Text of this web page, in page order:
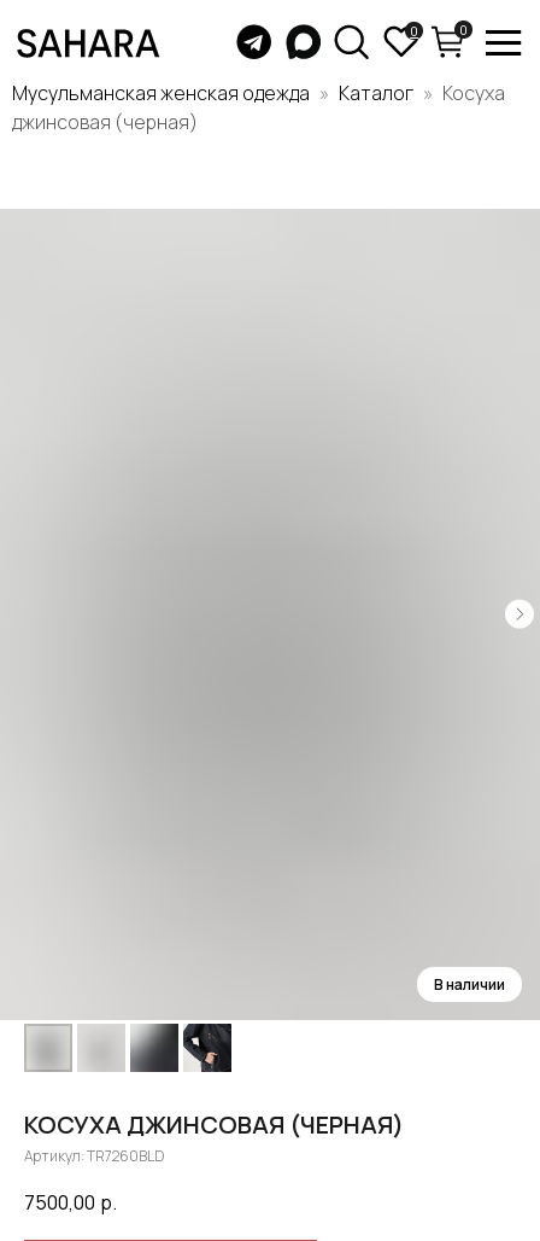
Мусульманская женская одежда Каталог
Косуха
джинсовая (черная)
КОСУХА ДЖИНСОВАЯ (ЧЕРНАЯ)
Артикул:TR7260BLD
7500,00 р.